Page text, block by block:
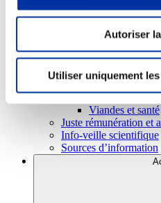
Autoriser
Utiliser uniquement
Consommation
Sécurité
Viandes et santé
Juste rémunération et
Info-veille scientifique
Sources d’information